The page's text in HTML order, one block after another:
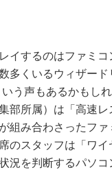
イするのはファミコ
多くいるウィザー
いう声もあるかもし
部所属）は「高速
組み合わさったフ
のスタッフは「ワ
況を判断するパソ